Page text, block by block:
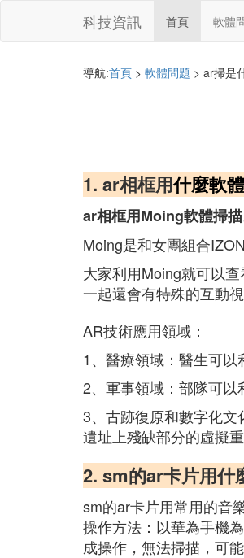
科技資訊 首頁 軟體
導航:首頁 > 軟體問題 > ar掃是
1. ar相框用什麼軟體
ar相框用Moing軟體掃描
Moing是和女團組合
大家利用Moing就可以
一起還會有特殊的互動視
AR技術應用領域：
1、醫療領域：醫生可以
2、軍事領域：部隊可以
3、古跡復原和數字化
遺址上殘缺部分的虛擬重
2. sm的ar卡片用什
sm的ar卡片用常用的音
操作方法：以華為手機
成操作，無法掃描，可